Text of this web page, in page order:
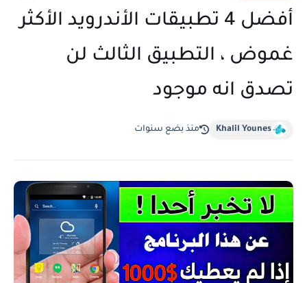
أفضل 4 تطبيقات الأندرويد الأكثر
غموض ، التطبيق الثالث لن
تصدق انه موجود
Khalil Younes منذ بضع سنوات